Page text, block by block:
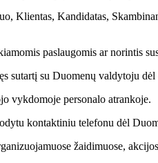
Klientas, Kandidatas,
paslaugomis ar norintis
sutartį su Duomenų valdytoju
vykdomoje personalo atrankoje.
kontaktiniu telefonu dėl
žaidimuose,